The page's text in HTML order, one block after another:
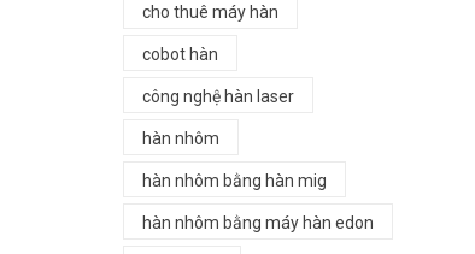
cho thuê máy hàn
cobot hàn
công nghệ hàn laser
hàn nhôm
hàn nhôm bằng hàn mig
hàn nhôm bằng máy hàn edon